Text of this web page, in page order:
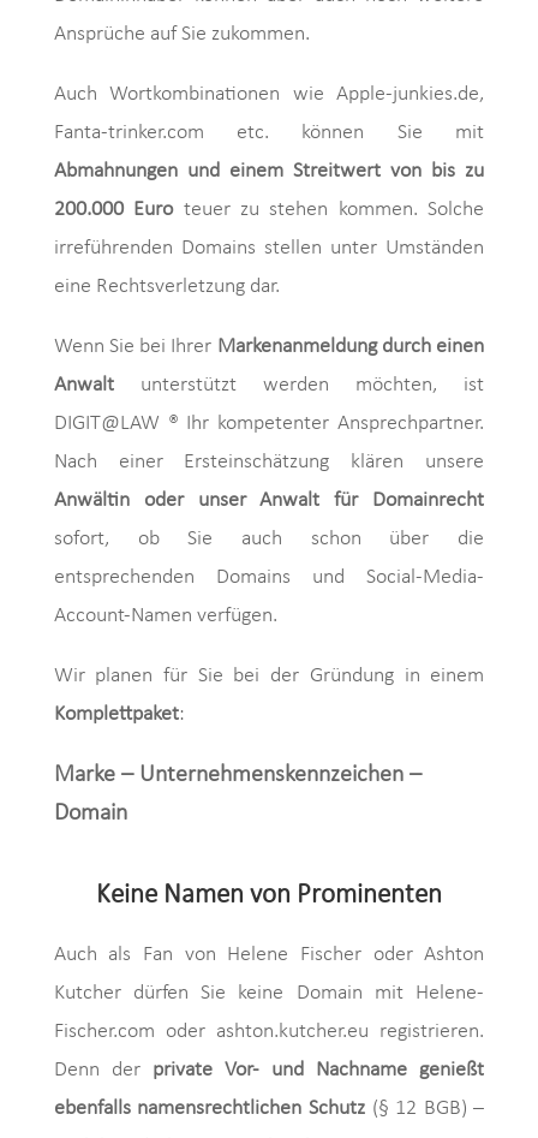
Ansprüche auf Sie zukommen.
Auch Wortkombinationen wie Apple-junkies.de,
Fanta-trinker.com etc. können Sie mit
Abmahnungen und einem Streitwert von bis zu
200.000 Euroteuer zu stehen kommen. Solche
irreführenden Domains stellen unter Umständen
eine Rechtsverletzung dar.
Wenn Sie bei Ihrer Markenanmeldung durch einen
Anwaltunterstützt werden möchten, ist
DIGIT@LAW ® Ihr kompetenter Ansprechpartner.
Nach einer Ersteinschätzung klären unsere
Anwältin oder unser Anwalt für Domainrecht
sofort, ob Sie auch schon über die
entsprechenden Domains und Social-Media-
Account-Namen verfügen.
Wir planen für Sie bei der Gründung in einem
Komplettpaket:
Marke – Unternehmenskennzeichen –
Domain
Keine Namen von Prominenten
Auch als Fan von Helene Fischer oder Ashton
Kutcher dürfen Sie keine Domain mit Helene-
Fischer.com oder ashton.kutcher.eu registrieren.
Denn der private Vor- und Nachname genießt
ebenfalls namensrechtlichen Schutz(§ 12 BGB) –